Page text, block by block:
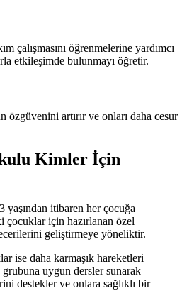
çalışmasını öğrenmelerine yardımcı
etkileşimde bulunmayı öğretir.
özgüvenini artırır ve onları daha cesur
Kimler İçin
itibaren her çocuğa
çocuklar için hazırlanan özel
geliştirmeye yöneliktir.
ise daha karmaşık hareketleri
uygun dersler sunarak
destekler ve onlara sağlıklı bir